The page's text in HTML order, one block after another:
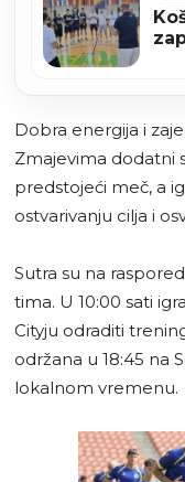
Dobra energija i
Zmajevima dodatni
predstojeći meč, a
ostvarivanju cilja i
Sutra su na
tima. U 10:00 sati
Cityju odraditi
održana u 18:45 na
lokalnom vremenu.